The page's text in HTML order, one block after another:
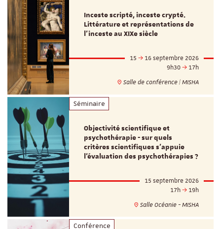
Inceste scripté, inceste crypté.
Littérature et représentations de
l’inceste au XIXe siècle
15
16 septembre 2026
9h30
17h
Salle de conférence | MISHA
Séminaire
Objectivité scientifique et
psychothérapie - sur quels
critères scientifiques s'appuie
l'évaluation des psychothérapies ?
15 septembre 2026
17h
19h
Salle Océanie - MISHA
Conférence